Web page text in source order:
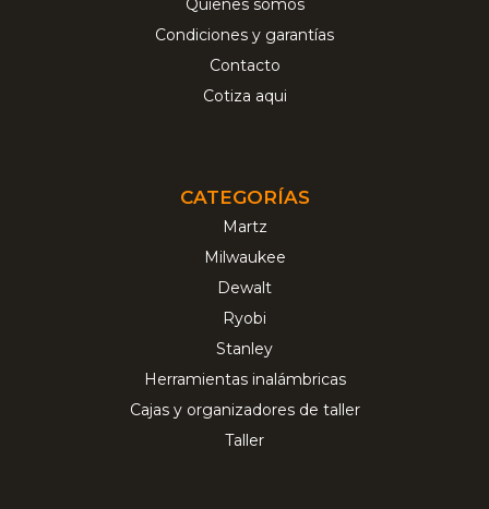
Quienes somos
Condiciones y garantías
Contacto
Cotiza aqui
CATEGORÍAS
Martz
Milwaukee
Dewalt
Ryobi
Stanley
Herramientas inalámbricas
Cajas y organizadores de taller
Taller